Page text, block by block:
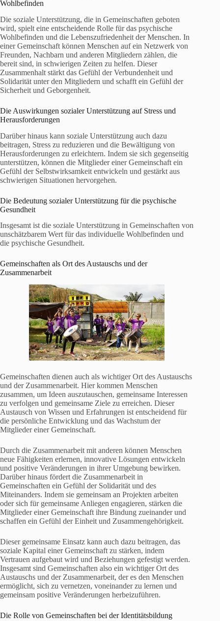
Wohlbefinden
Die soziale Unterstützung, die in Gemeinschaften geboten
wird, spielt eine entscheidende Rolle für das psychische
Wohlbefinden und die Lebenszufriedenheit der Menschen. In
einer Gemeinschaft können Menschen auf ein Netzwerk von
Freunden, Nachbarn und anderen Mitgliedern zählen, die
bereit sind, in schwierigen Zeiten zu helfen. Dieser
Zusammenhalt stärkt das Gefühl der Verbundenheit und
Solidarität unter den Mitgliedern und schafft ein Gefühl der
Sicherheit und Geborgenheit.
Die Auswirkungen sozialer Unterstützung auf Stress und
Herausforderungen
Darüber hinaus kann soziale Unterstützung auch dazu
beitragen, Stress zu reduzieren und die Bewältigung von
Herausforderungen zu erleichtern. Indem sie sich gegenseitig
unterstützen, können die Mitglieder einer Gemeinschaft ein
Gefühl der Selbstwirksamkeit entwickeln und gestärkt aus
schwierigen Situationen hervorgehen.
Die Bedeutung sozialer Unterstützung für die psychische
Gesundheit
Insgesamt ist die soziale Unterstützung in Gemeinschaften von
unschätzbarem Wert für das individuelle Wohlbefinden und
die psychische Gesundheit.
Gemeinschaften als Ort des Austauschs und der
Zusammenarbeit
Gemeinschaften dienen auch als wichtiger Ort des Austauschs
und der Zusammenarbeit. Hier kommen Menschen
zusammen, um Ideen auszutauschen, gemeinsame Interessen
zu verfolgen und gemeinsame Ziele zu erreichen. Dieser
Austausch von Wissen und Erfahrungen ist entscheidend für
die persönliche Entwicklung und das Wachstum der
Mitglieder einer Gemeinschaft.
Durch die Zusammenarbeit mit anderen können Menschen
neue Fähigkeiten erlernen, innovative Lösungen entwickeln
und positive Veränderungen in ihrer Umgebung bewirken.
Darüber hinaus fördert die Zusammenarbeit in
Gemeinschaften ein Gefühl der Solidarität und des
Miteinanders. Indem sie gemeinsam an Projekten arbeiten
oder sich für gemeinsame Anliegen engagieren, stärken die
Mitglieder einer Gemeinschaft ihre Bindung zueinander und
schaffen ein Gefühl der Einheit und Zusammengehörigkeit.
Dieser gemeinsame Einsatz kann auch dazu beitragen, das
soziale Kapital einer Gemeinschaft zu stärken, indem
Vertrauen aufgebaut wird und Beziehungen gefestigt werden.
Insgesamt sind Gemeinschaften also ein wichtiger Ort des
Austauschs und der Zusammenarbeit, der es den Menschen
ermöglicht, sich zu vernetzen, voneinander zu lernen und
gemeinsam positive Veränderungen herbeizuführen.
Die Rolle von Gemeinschaften bei der Identitätsbildung